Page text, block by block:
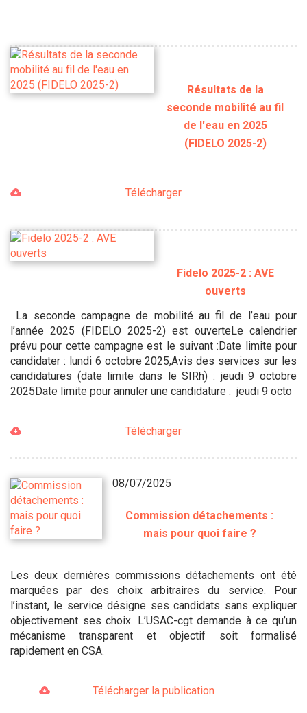
Résultats de la
seconde mobilité au fil
de l'eau en 2025
(FIDELO 2025-2)
Télécharger
Fidelo 2025-2 : AVE
ouverts
La seconde campagne de mobilité au fil de l’eau pour
l’année 2025 (FIDELO 2025-2) est ouverteLe calendrier
prévu pour cette campagne est le suivant :Date limite pour
candidater : lundi 6 octobre 2025,Avis des services sur les
candidatures (date limite dans le SIRh) : jeudi 9 octobre
2025Date limite pour annuler une candidature : jeudi 9 octo
Télécharger
08/07/2025
Commission détachements :
mais pour quoi faire ?
Les deux dernières commissions détachements ont été
marquées par des choix arbitraires du service. Pour
l’instant, le service désigne ses candidats sans expliquer
objectivement ses choix. L’USAC-cgt demande à ce qu’un
mécanisme transparent et objectif soit formalisé
rapidement en CSA.
Télécharger la publication